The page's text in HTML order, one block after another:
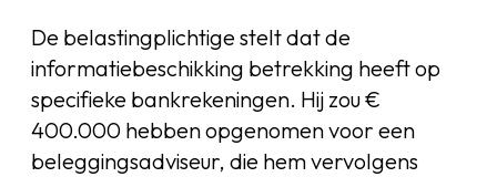
De belastingplichtige stelt dat de
informatiebeschikking betrekking heeft op
specifieke bankrekeningen. Hij zou €
400.000 hebben opgenomen voor een
beleggingsadviseur, die hem vervolgens